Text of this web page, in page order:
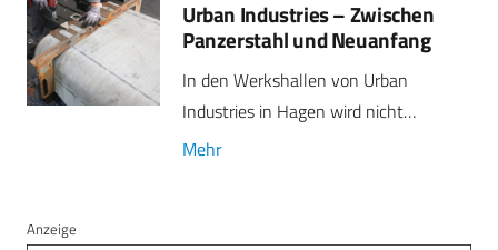
Urban Industries – Zwischen
Panzerstahl und Neuanfang
In den Werkshallen von Urban
Industries in Hagen wird nicht…
Mehr
Anzeige